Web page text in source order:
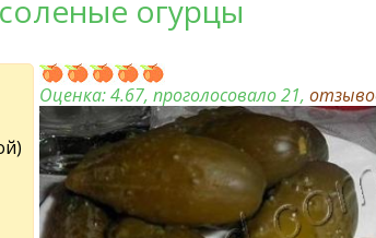
огурцы
Оценка:4.67, проголосовало 21,